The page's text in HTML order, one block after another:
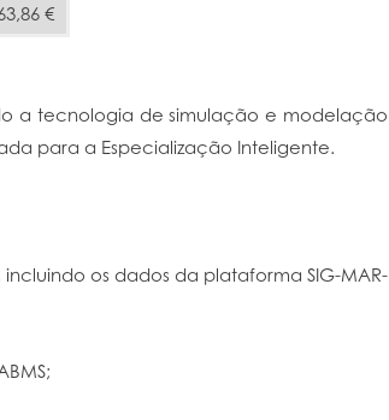
€
a tecnologia de simulação e modelação
para a Especialização Inteligente.
os dados da plataforma SIG-MAR-